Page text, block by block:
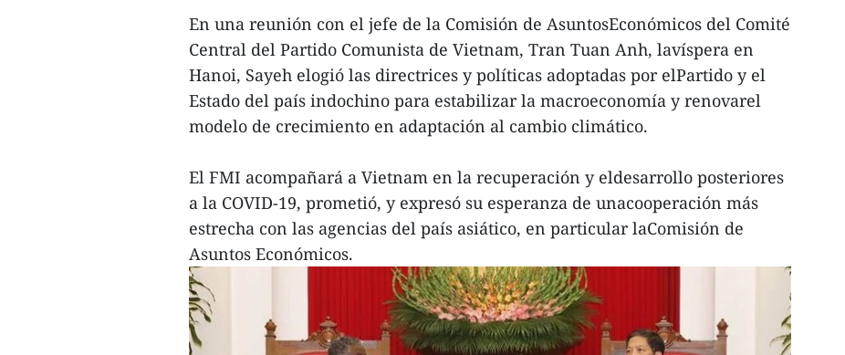
En una reunión con el jefe de la Comisión de AsuntosEconómicos del Comité
Central del Partido Comunista de Vietnam, Tran Tuan Anh, lavíspera en
Hanoi, Sayeh elogió las directrices y políticas adoptadas por elPartido y el
Estado del país indochino para estabilizar la macroeconomía y renovarel
modelo de crecimiento en adaptación al cambio climático.
El FMI acompañará a Vietnam en la recuperación y eldesarrollo posteriores
a la COVID-19, prometió, y expresó su esperanza de unacooperación más
estrecha con las agencias del país asiático, en particular laComisión de
Asuntos Económicos.